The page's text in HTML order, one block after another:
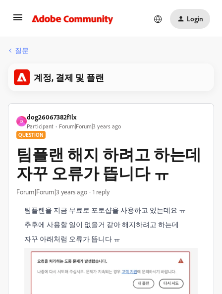
Login
질문
계정, 결제 및 플랜
D
dog26067382f1lx
Participant Forum|Forum|3 years ago
QUESTION
팀플랜 해지 하려고 하는데
자꾸 오류가 뜹니다 ㅠ
Forum|Forum|3 years ago 1 reply
팀플랜을 지금 무료로 포토샵을 사용하고 있는데요 ㅠ
추후에 사용할 일이 없을거 같아 해지하려고 하는데
자꾸 아래처럼 오류가 뜹니다 ㅠ